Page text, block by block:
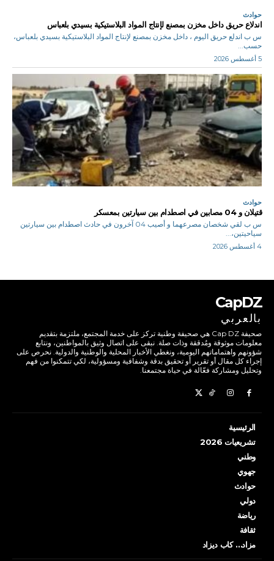
حوادث
اندلاع حريق داخل مخزن بمصنع لإنتاج المواد البلاستيكية بسيدي بلعباس
س ب اندلع حريق اليوم ، داخل مخزن بمصنع لإنتاج المواد البلاستيكية بسيدي بلعباس،
حسب...
5 أغسطس 2026
حوادث
قتيلان و 04 مصابين في اصطدام بين سيارتين بمعسكر
س ب لقي شخصان مصرعهما و أصيب 04 آخرون في حادث اصطدام بين سيارتين
سياحيتين،...
4 أغسطس 2026
CapDZ
بالعربي
صحيفة Cap DZ هي صحيفة وطنية تركز على خدمة المجتمع، ملتزمة بتقديم
معلومات موثوقة ومُدققة وذات صلة. نبقى على اتصال وثيق بالمواطنين، ونتابع
شؤونهم واهتماماتهم اليومية، ونغطي الأخبار المحلية والوطنية والدولية. نحرص على
إجراء كل مقال أو تقرير أو تحقيق بدقة وشفافية ومسؤولية، لكي تتمكنوا من فهم
وتحليل ومشاركة فعّالة في حياة مجتمعنا.
الرئيسية
تشريعيات 2026
وطني
جهوي
حوادث
دولي
رياضة
ثقافة
مزاد… كاب ديزاد